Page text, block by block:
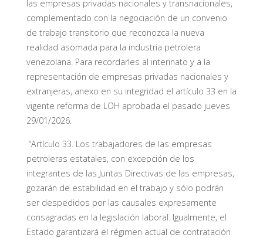
las empresas privadas nacionales y transnacionales,
complementado con la negociación de un convenio
de trabajo transitorio que reconozca la nueva
realidad asomada para la industria petrolera
venezolana. Para recordarles al interinato y a la
representación de empresas privadas nacionales y
extranjeras, anexo en su integridad el artículo 33 en la
vigente reforma de LOH aprobada el pasado jueves
29/01/2026.
“Artículo 33. Los trabajadores de las empresas
petroleras estatales, con excepción de los
integrantes de las Juntas Directivas de las empresas,
gozarán de estabilidad en el trabajo y sólo podrán
ser despedidos por las causales expresamente
consagradas en la legislación laboral. Igualmente, el
Estado garantizará el régimen actual de contratación